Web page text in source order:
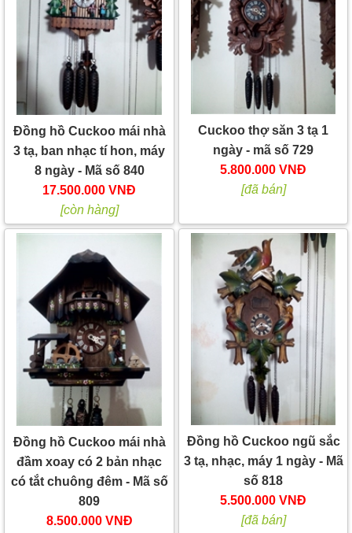
Đồng hồ Cuckoo mái nhà
3 tạ, ban nhạc tí hon, máy
8 ngày - Mã số 840
17.500.000 VNĐ
[còn hàng]
Cuckoo thợ săn 3 tạ 1
ngày - mã số 729
5.800.000 VNĐ
[đã bán]
Đồng hồ Cuckoo mái nhà
đầm xoay có 2 bản nhạc
có tắt chuông đêm - Mã số
809
8.500.000 VNĐ
Đồng hồ Cuckoo ngũ sắc
3 tạ, nhạc, máy 1 ngày - Mã
số 818
5.500.000 VNĐ
[đã bán]